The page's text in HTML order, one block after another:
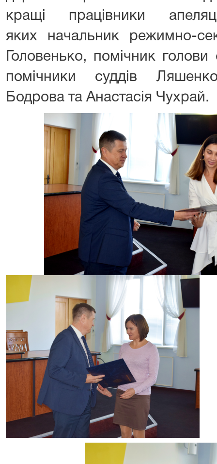
кращі працівники
яких начальник режимно-
Головенько, помічник голови
помічники суддів
Бодрова та Анастасія Чухрай.